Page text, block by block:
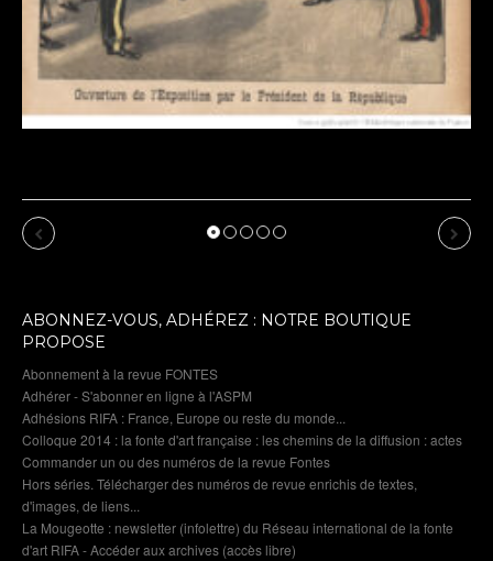
Previous Next
ABONNEZ-VOUS, ADHÉREZ : NOTRE BOUTIQUE
PROPOSE
Abonnement à la revue FONTES
Adhérer - S'abonner en ligne à l'ASPM
Adhésions RIFA : France, Europe ou reste du monde...
Colloque 2014 : la fonte d'art française : les chemins de la diffusion : actes
Commander un ou des numéros de la revue Fontes
Hors séries. Télécharger des numéros de revue enrichis de textes,
d'images, de liens...
La Mougeotte : newsletter (infolettre) du Réseau international de la fonte
d'art RIFA - Accéder aux archives (accès libre)